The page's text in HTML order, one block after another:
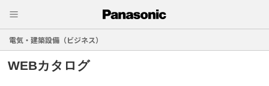
電気・建築設備（ビジネス）
WEBカタログ